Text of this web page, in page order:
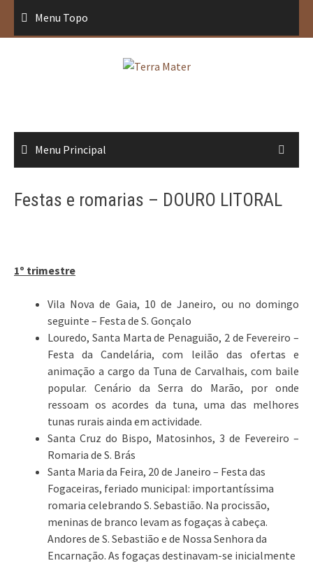
conteúdo
Menu Topo
Menu Principal
Festas e romarias – DOURO LITORAL
1º trimestre
Vila Nova de Gaia, 10 de Janeiro, ou no domingo
seguinte – Festa de S. Gonçalo
Louredo, Santa Marta de Penaguião, 2 de Fevereiro –
Festa da Candelária, com leilão das ofertas e
animação a cargo da Tuna de Carvalhais, com baile
popular. Cenário da Serra do Marão, por onde
ressoam os acordes da tuna, uma das melhores
tunas rurais ainda em actividade.
Santa Cruz do Bispo, Matosinhos, 3 de Fevereiro –
Romaria de S. Brás
Santa Maria da Feira, 20 de Janeiro – Festa das
Fogaceiras, feriado municipal: importantíssima
romaria celebrando S. Sebastião. Na procissão,
meninas de branco levam as fogaças à cabeça.
Andores de S. Sebastião e de Nossa Senhora da
Encarnação. As fogaças destinavam-se inicialmente